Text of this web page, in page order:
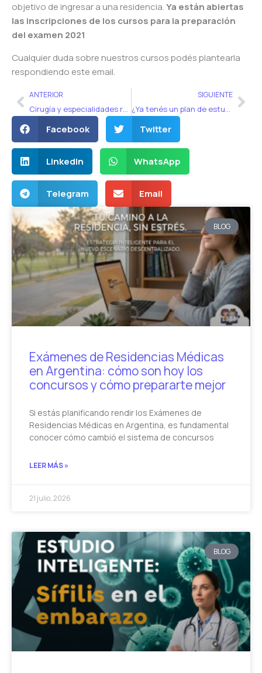
objetivo de ingresar a una residencia.Ya están abiertas
las inscripciones de los cursos para la preparación
del examen 2021
Cualquier duda sobre nuestros cursos podés plantearla
respondiendo este email.
AntANTERIOR
Cirugía y especialidades relacionadas
SIGUIENTE
¿Ya tenés un plan de estudio para el examen de residencias?
Facebook Twitter
LinkedIn WhatsApp
Telegram Email
BLOG
Exámenes de Residencias Médicas
en Argentina: cómo son hoy los
concursos y cómo prepararte mejor
Si estás planificando rendir los Exámenes de
Residencias Médicas en Argentina, es fundamental
conocer cómo cambió el sistema de concursos
LEER MÁS »
21 julio, 2026
BLOG